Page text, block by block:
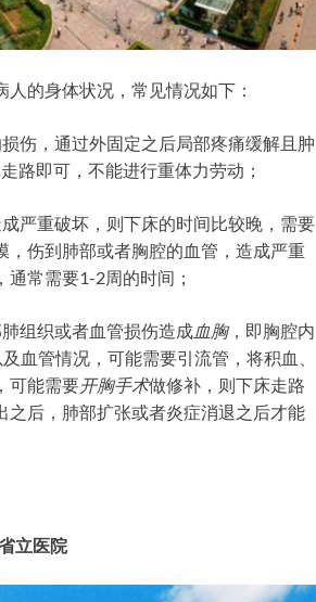
的身体状况，常见情况如下：
伤，通过外固定之后局部疼痛缓解且肿
路即可，不能进行重体力劳动；
严重破坏，则下床的时间比较晚，需要
伤到肺部或者胸腔的血管，造成严重
常需要1-2周的时间；
组织或者血管损伤造成血胸，即胸腔内
血管情况，可能需要引流管，将积血、
可能需要开胸手术做修补，则下床走路
后，肺部扩张或者炎症消退之后才能
立医院